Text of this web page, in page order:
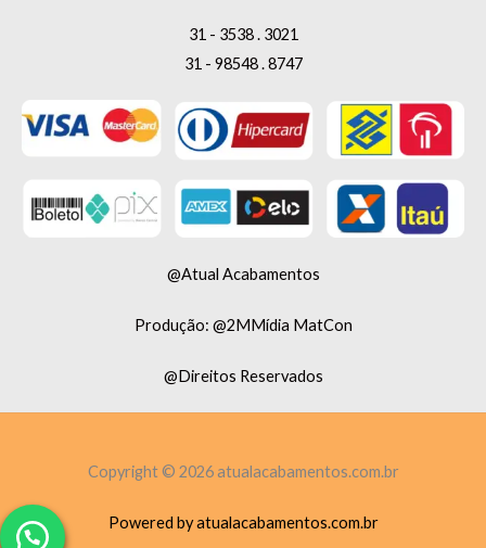
31 - 3538 . 3021
31 - 98548 . 8747
@Atual Acabamentos
Produção: @2MMídia MatCon
@Direitos Reservados
Copyright © 2026 atualacabamentos.com.br
Powered by atualacabamentos.com.br